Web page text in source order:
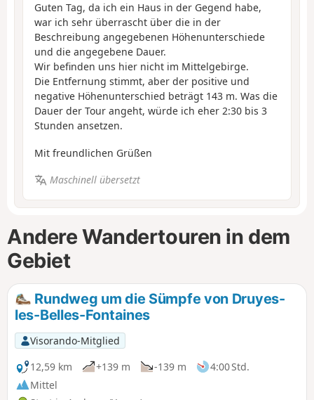
Guten Tag, da ich ein Haus in der Gegend habe,
war ich sehr überrascht über die in der
Beschreibung angegebenen Höhenunterschiede
und die angegebene Dauer.
Wir befinden uns hier nicht im Mittelgebirge.
Die Entfernung stimmt, aber der positive und
negative Höhenunterschied beträgt 143 m. Was die
Dauer der Tour angeht, würde ich eher 2:30 bis 3
Stunden ansetzen.
Mit freundlichen Grüßen
Maschinell übersetzt
Andere Wandertouren in dem
Gebiet
Rundweg um die Sümpfe von Druyes-
les-Belles-Fontaines
Visorando-Mitglied
12,59 km
+139 m -139 m
4:00 Std.
Mittel